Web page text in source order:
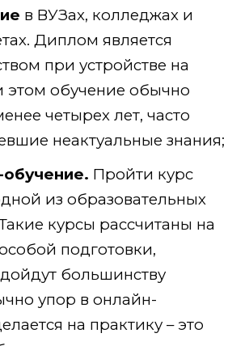
в ВУЗах, колледжах и
Диплом является
при устройстве на
этом обучение обычно
четырех лет, часто
неактуальные знания;
Пройти курс
из образовательных
курсы рассчитаны на
подготовки,
большинству
упор в онлайн-
на практику – это